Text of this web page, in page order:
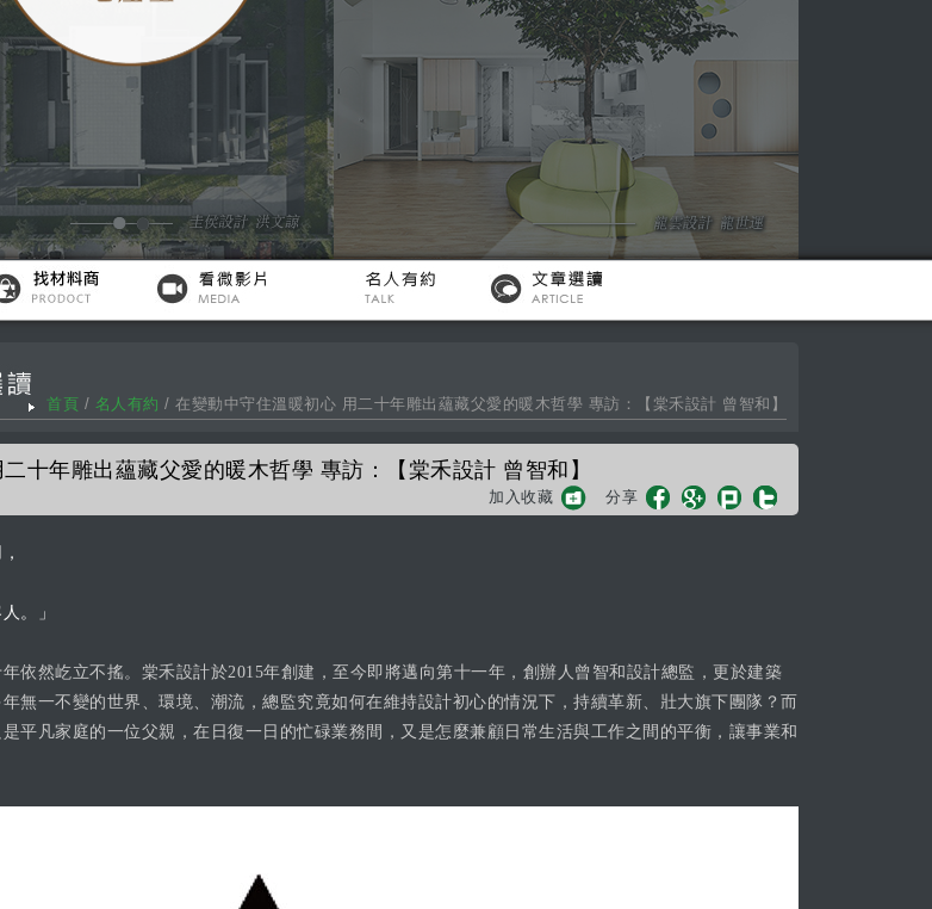
首頁 / 名人有約 / 在變動中守住溫暖初心 用二十年雕出蘊藏父愛的暖木哲學 專訪：【棠禾設計 曾智和】
十年雕出蘊藏父愛的暖木哲學 專訪：【棠禾設計 曾智和】
加入收藏 分享
。」
依然屹立不搖。棠禾設計於2015年創建，至今即將邁向第十一年，創辦人曾智和設計總監，更於建築
無一不變的世界、環境、潮流，總監究竟如何在維持設計初心的情況下，持續革新、壯大旗下團隊？而
平凡家庭的一位父親，在日復一日的忙碌業務間，又是怎麼兼顧日常生活與工作之間的平衡，讓事業和